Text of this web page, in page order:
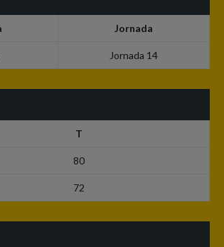
Jornada
Jornada 14
T
80
72